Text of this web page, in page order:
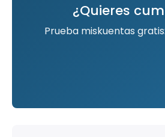
¿Quieres
Prueba miskuentas